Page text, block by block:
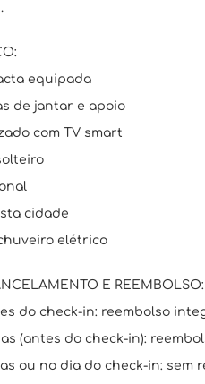
equipada
de jantar e apoio
com TV smart
cidade
elétrico
E REEMBOLSO:
do check-in: reembolso
(antes do check-in):
ou no dia do check-in: sem